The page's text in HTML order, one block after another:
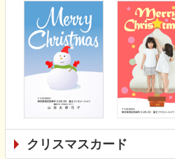
クリスマスカード